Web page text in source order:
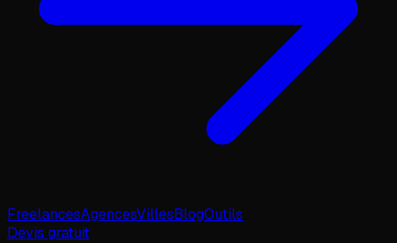
FreelancesAgencesVillesBlogOutils
Devis gratuit